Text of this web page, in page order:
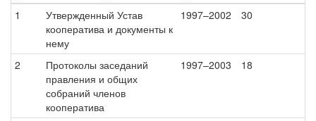
1
Утвержденный Устав
кооператива и документы к
нему
1997–2002 30
2
Протоколы заседаний
правления и общих
собраний членов
кооператива
1997–2003 18